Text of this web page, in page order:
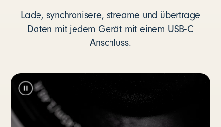
Lade, synchronisere, streame und übertrage
Daten mit jedem Gerät mit einem USB‑C
Anschluss.